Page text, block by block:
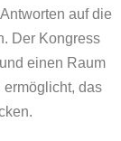
auf die
Der Kongress
einen Raum
ermöglicht, das